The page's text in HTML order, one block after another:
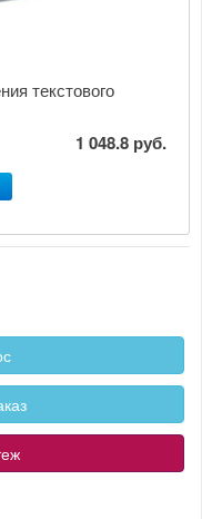
текстового
1 048.8 руб.